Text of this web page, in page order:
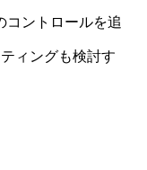
コントロールを追
ィングも検討す